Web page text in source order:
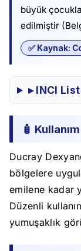
büyük
edilmiştir
✅ Kaynak:
▸ INCI
🧴
Ducray
bölgelere
emilene kadar
Düzenli
yumuşaklık